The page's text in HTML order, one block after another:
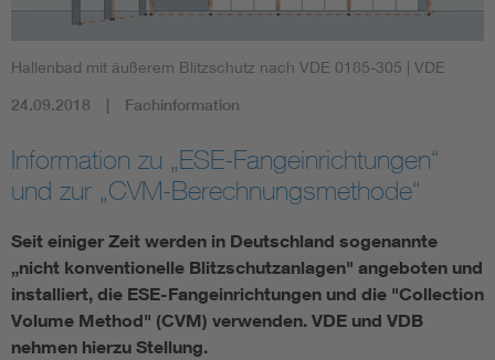
Hallenbad mit äußerem Blitzschutz nach VDE 0185-305 | VDE
24.09.2018 Fachinformation
Information zu „ESE-Fangeinrichtungen“
und zur „CVM-Berechnungsmethode“
Seit einiger Zeit werden in Deutschland sogenannte
„nicht konventionelle Blitzschutzanlagen" angeboten und
installiert, die ESE-Fangeinrichtungen und die "Collection
Volume Method" (CVM) verwenden. VDE und VDB
nehmen hierzu Stellung.